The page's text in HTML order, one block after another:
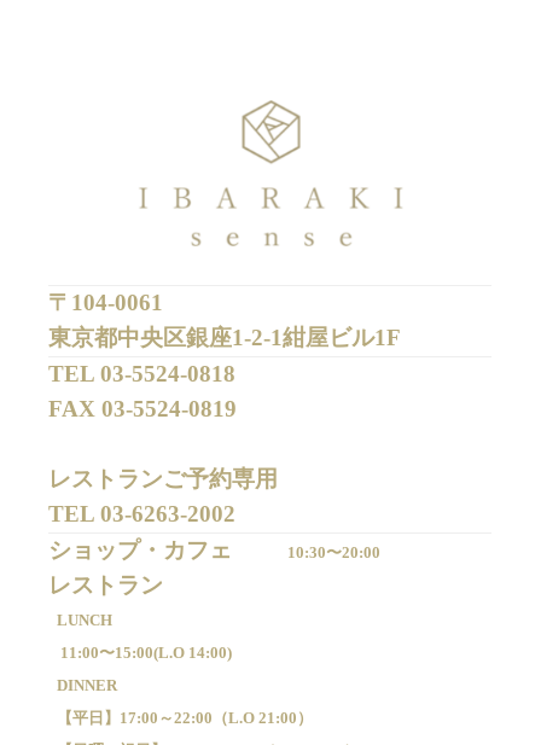
〒104-0061
東京都中央区銀座1-2-1紺屋ビル1F
TEL 03-5524-0818
FAX 03-5524-0819
レストランご予約専用
TEL 03-6263-2002
ショップ・カフェ
10:30〜20:00
LUNCH
11:00〜15:00(L.O 14:00)
DINNER
【平日】 17:00～22:00（L.O 21:00）